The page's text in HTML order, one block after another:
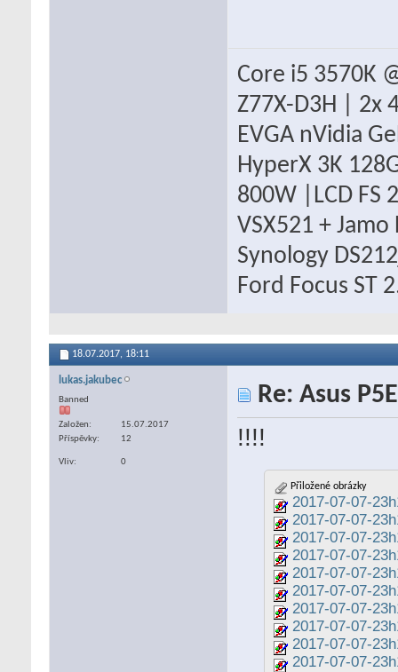
Core i5 3570K
Z77X-D3H | 2x
EVGA nVidia
HyperX 3K
800W |LCD FS
VSX521 +
Synology
Ford Focus ST
18.07.2017, 18:11
lukas.jakubec
Banned
Založen
15.07.2017
Příspěvky
12
Vliv 0
Re: Asus
!!!!
Přiložené obrázky
2017-07-07-
2017-07-07-
2017-07-07-
2017-07-07-
2017-07-07-
2017-07-07-
2017-07-07-
2017-07-07-
2017-07-07-
2017-07-07-